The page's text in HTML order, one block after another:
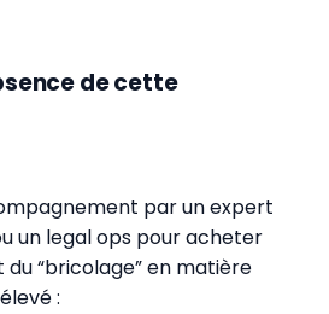
de cette
par un expert
un legal ops pour acheter
du “bricolage” en matière
: